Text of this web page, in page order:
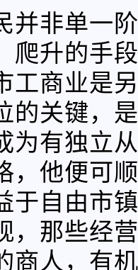
并非单一
爬升的手
工商业是
的关键，
为有独立
，他便可
于自由市
，那些经
商人，有